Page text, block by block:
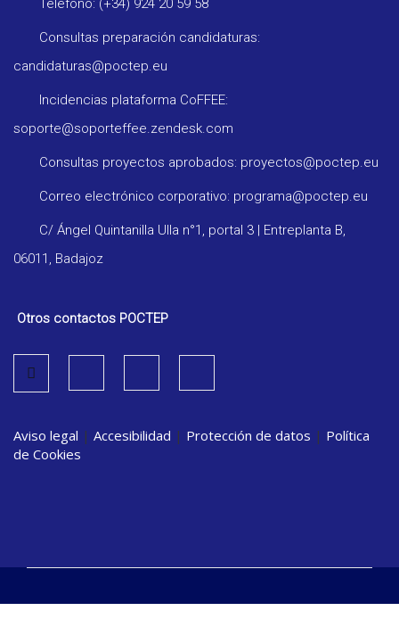
Teléfono: (+34) 924 20 59 58
Consultas preparación candidaturas:
candidaturas@poctep.eu
Incidencias plataforma CoFFEE:
soporte@soporteffee.zendesk.com
Consultas proyectos aprobados: proyectos@poctep.eu
Correo electrónico corporativo: programa@poctep.eu
C/ Ángel Quintanilla Ulla n°1, portal 3 | Entreplanta B,
06011, Badajoz
Otros contactos POCTEP
Aviso legal | Accesibilidad | Protección de datos | Política
de Cookies